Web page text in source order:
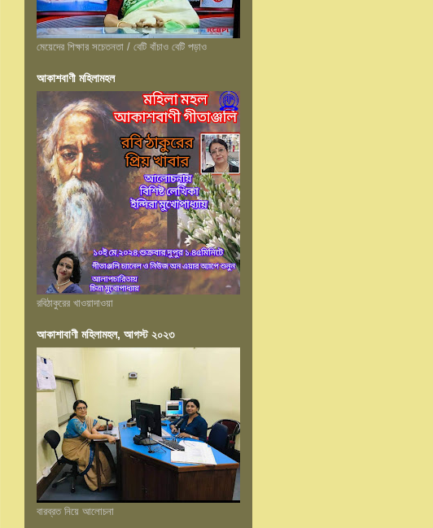
মেয়েদের শিক্ষার সচেতনতা / বেটি বাঁচাও বেটি পড়াও
আকাশবাণী মহিলামহল
রবিঠাকুরের খাওয়াদাওয়া
আকাশাবাণী মহিলামহল, আগস্ট ২০২৩
বারব্রত নিয়ে আলোচনা